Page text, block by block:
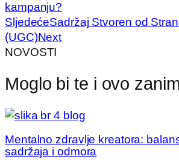
kampanju?
SljedećeSadržaj Stvoren od
(UGC)Next
NOVOSTI
Moglo bi te i ovo
Mentalno zdravlje kreatora:
sadržaja i odmora